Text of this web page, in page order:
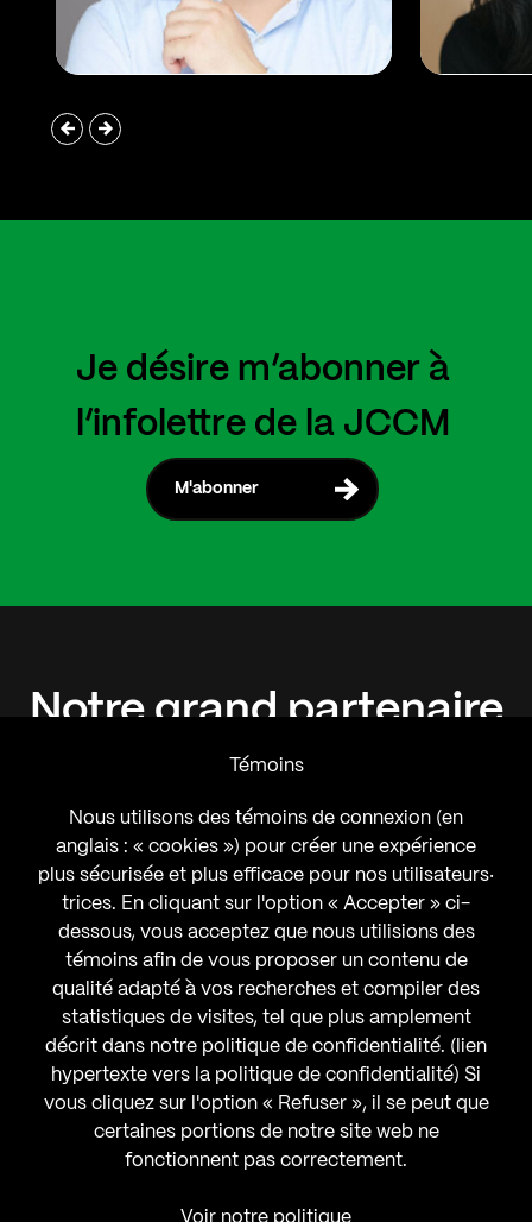
Je désire m’abonner à
l’infolettre de la JCCM
M'abonner
Notre grand partenaire
Témoins
Nous utilisons des témoins de connexion (en
anglais : « cookies ») pour créer une expérience
plus sécurisée et plus efficace pour nos utilisateurs‧
trices. En cliquant sur l'option « Accepter » ci-
dessous, vous acceptez que nous utilisions des
témoins afin de vous proposer un contenu de
qualité adapté à vos recherches et compiler des
statistiques de visites, tel que plus amplement
décrit dans notre politique de confidentialité. (lien
hypertexte vers la politique de confidentialité) Si
vous cliquez sur l'option « Refuser », il se peut que
certaines portions de notre site web ne
fonctionnent pas correctement.
Voir notre politique